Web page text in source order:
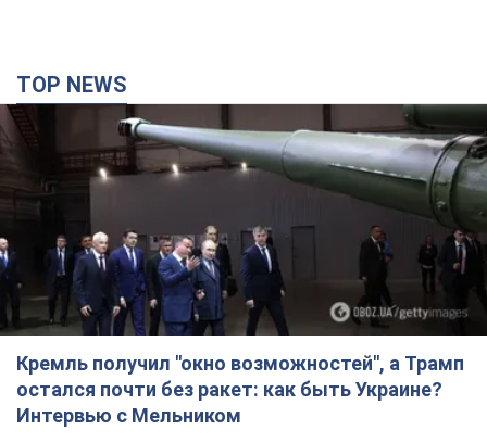
TOP NEWS
Кремль получил "окно возможностей", а Трамп
остался почти без ракет: как быть Украине?
Интервью с Мельником